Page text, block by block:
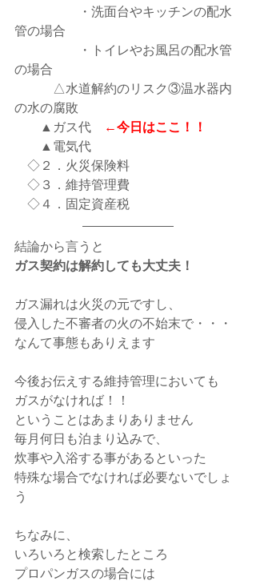
・洗面台やキッチンの配水
管の場合
・トイレやお風呂の配水管
の場合
△水道解約のリスク③温水器内
の水の腐敗
▲ガス代
←今日はここ！！
▲電気代
◇２．火災保険料
◇３．維持管理費
◇４．固定資産税
結論から言うと
ガス契約は解約しても大丈夫！
ガス漏れは火災の元ですし、
侵入した不審者の火の不始末で・・・
なんて事態もありえます
今後お伝えする維持管理においても
ガスがなければ！！
ということはあまりありません
毎月何日も泊まり込みで、
炊事や入浴する事があるといった
特殊な場合でなければ必要ないでしょ
う
ちなみに、
いろいろと検索したところ
プロパンガスの場合には